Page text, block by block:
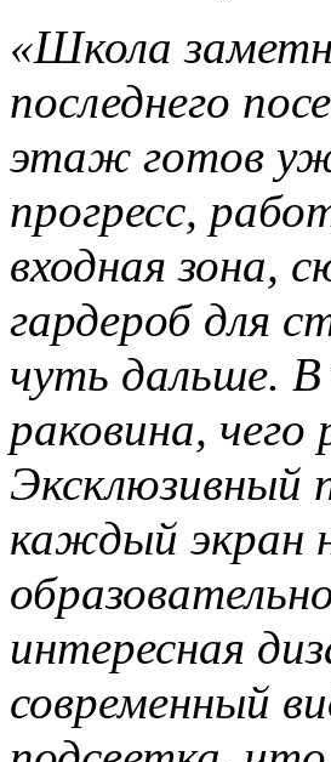
«Школа
последнего
этаж готов
прогресс,
входная зона,
гардероб для
чуть дальше.
раковина,
Эксклюзивный
каждый экран
интересная
современный